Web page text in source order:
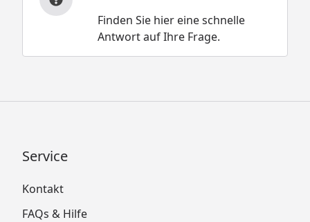
Finden Sie hier eine schnelle
Antwort auf Ihre Frage.
Service
Kontakt
FAQs & Hilfe